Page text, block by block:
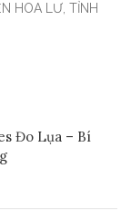
HOA LƯ, TỈNH
Đo Lụa – Bí